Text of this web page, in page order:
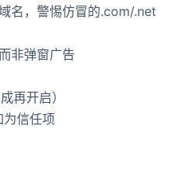
名，警惕仿冒的.com/.net
非弹窗广告
再开启）
为信任项